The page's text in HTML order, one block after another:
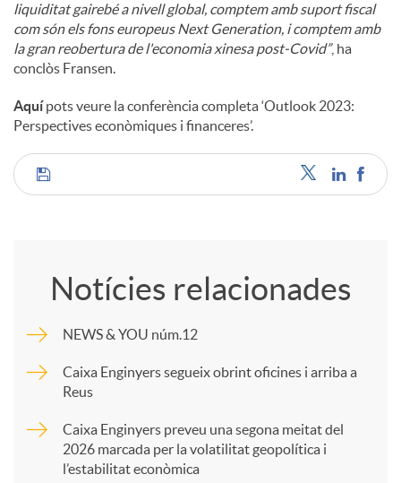
liquiditat gairebé a nivell global, comptem amb suport fiscal
com són els fons europeus Next Generation, i comptem amb
la gran reobertura de l'economia xinesa post-Covid”, ha
conclòs Fransen.
Aquípots veure la conferència completa ‘Outlook 2023:
Perspectives econòmiques i financeres’.
C
m
p
a
Notícies relacionades
NEWS & YOU núm.12
Caixa Enginyers segueix obrint oficines i arriba a
Reus
Caixa Enginyers preveu una segona meitat del
2026 marcada per la volatilitat geopolítica i
l’estabilitat econòmica